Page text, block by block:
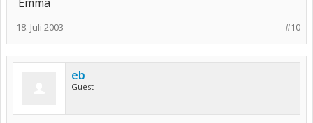
#10
18. Juli 2003
eb
Guest